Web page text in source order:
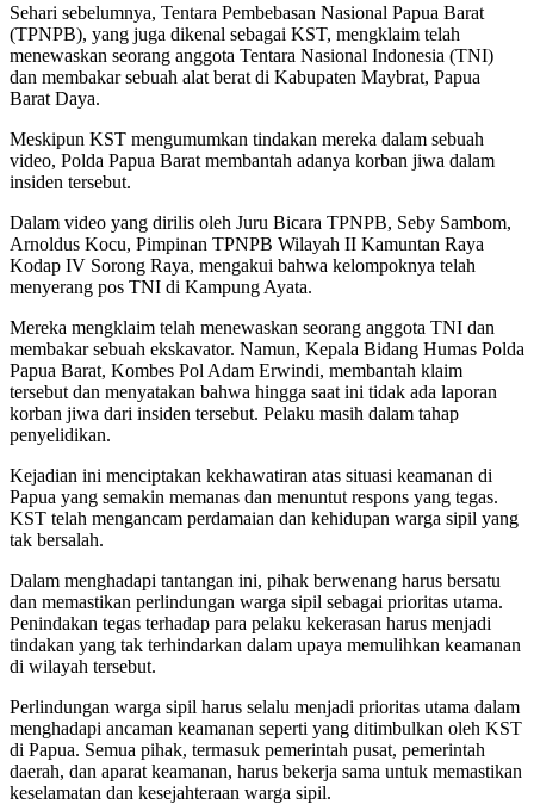
Sehari sebelumnya, Tentara Pembebasan Nasional Papua Barat
(TPNPB), yang juga dikenal sebagai KST, mengklaim telah
menewaskan seorang anggota Tentara Nasional Indonesia (TNI)
dan membakar sebuah alat berat di Kabupaten Maybrat, Papua
Barat Daya.
Meskipun KST mengumumkan tindakan mereka dalam sebuah
video, Polda Papua Barat membantah adanya korban jiwa dalam
insiden tersebut.
Dalam video yang dirilis oleh Juru Bicara TPNPB, Seby Sambom,
Arnoldus Kocu, Pimpinan TPNPB Wilayah II Kamuntan Raya
Kodap IV Sorong Raya, mengakui bahwa kelompoknya telah
menyerang pos TNI di Kampung Ayata.
Mereka mengklaim telah menewaskan seorang anggota TNI dan
membakar sebuah ekskavator. Namun, Kepala Bidang Humas Polda
Papua Barat, Kombes Pol Adam Erwindi, membantah klaim
tersebut dan menyatakan bahwa hingga saat ini tidak ada laporan
korban jiwa dari insiden tersebut. Pelaku masih dalam tahap
penyelidikan.
Kejadian ini menciptakan kekhawatiran atas situasi keamanan di
Papua yang semakin memanas dan menuntut respons yang tegas.
KST telah mengancam perdamaian dan kehidupan warga sipil yang
tak bersalah.
Dalam menghadapi tantangan ini, pihak berwenang harus bersatu
dan memastikan perlindungan warga sipil sebagai prioritas utama.
Penindakan tegas terhadap para pelaku kekerasan harus menjadi
tindakan yang tak terhindarkan dalam upaya memulihkan keamanan
di wilayah tersebut.
Perlindungan warga sipil harus selalu menjadi prioritas utama dalam
menghadapi ancaman keamanan seperti yang ditimbulkan oleh KST
di Papua. Semua pihak, termasuk pemerintah pusat, pemerintah
daerah, dan aparat keamanan, harus bekerja sama untuk memastikan
keselamatan dan kesejahteraan warga sipil.